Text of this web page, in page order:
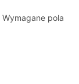
Wymagane pola